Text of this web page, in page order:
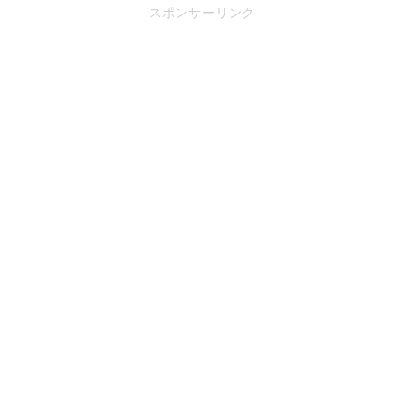
スポンサーリンク